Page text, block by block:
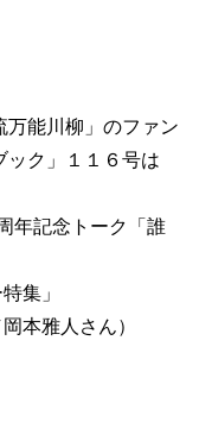
万能川柳」のファン
ック」１１６号は
年記念トーク「誰
集」
本雅人さん）